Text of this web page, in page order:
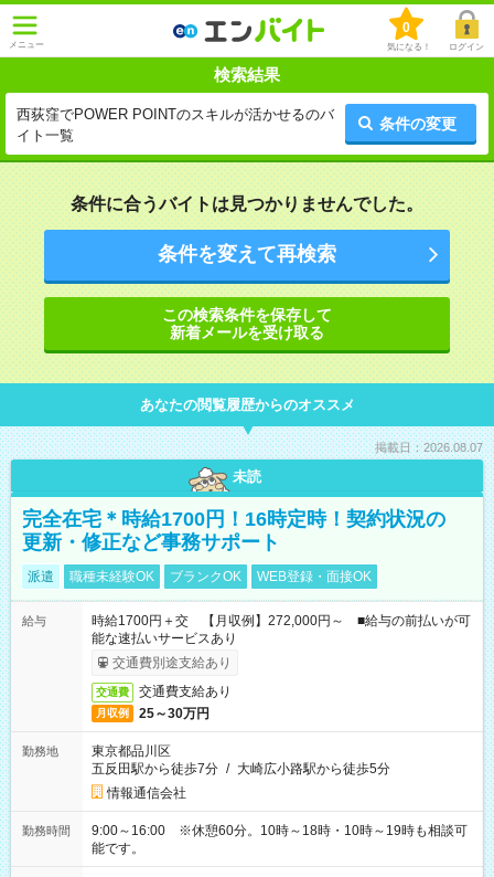
メニュー
0
気になる！ ログイン
検索結果
西荻窪でPOWER POINTのスキルが活かせるのバ
イト一覧
条件の変更
条件に合うバイトは見つかりませんでした。
条件を変えて再検索
この検索条件を保存して
新着メールを受け取る
あなたの閲覧履歴からのオススメ
掲載日：2026.08.07
未読
完全在宅＊時給1700円！16時定時！契約状況の
更新・修正など事務サポート
派遣 職種未経験OK ブランクOK WEB登録・面接OK
給与
時給1700円＋交 【月収例】272,000円～ ■給与の前払いが可
能な速払いサービスあり
交通費別途支給あり
交通費 交通費支給あり
月収例 25～30万円
勤務地
東京都品川区
五反田駅から徒歩7分 / 大崎広小路駅から徒歩5分
情報通信会社
勤務時間
9:00～16:00 ※休憩60分。10時～18時・10時～19時も相談可
能です。